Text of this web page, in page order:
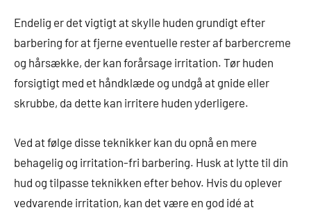
Endelig er det vigtigt at skylle huden grundigt efter
barbering for at fjerne eventuelle rester af barbercreme
og hårsække, der kan forårsage irritation. Tør huden
forsigtigt med et håndklæde og undgå at gnide eller
skrubbe, da dette kan irritere huden yderligere.
Ved at følge disse teknikker kan du opnå en mere
behagelig og irritation-fri barbering. Husk at lytte til din
hud og tilpasse teknikken efter behov. Hvis du oplever
vedvarende irritation, kan det være en god idé at